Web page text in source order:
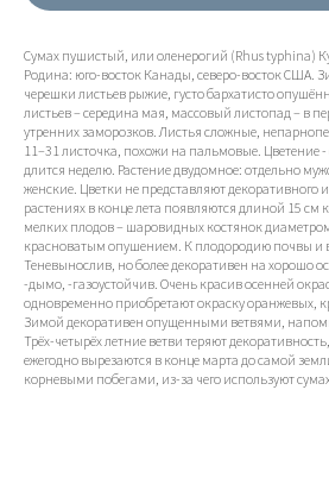
Сумах пушистый, или оленерогий (Rhus typhina)
Родина: юго-восток Канады, северо-восток США.
черешки листьев рыжие, густо бархатисто
листьев – середина мая, массовый листопад – в
утренних заморозков. Листья сложные,
11–31 листочка, похожи на пальмовые. Цветение
длится неделю. Растение двудомное: отдельно
женские. Цветки не представляют декоративного
растениях в конце лета появляются длиной 15 см
мелких плодов – шаровидных костянок
красноватым опушением. К плодородию почвы и
Теневынослив, но более декоративен на хорошо
-дымо, -газоустойчив. Очень красив осенней
одновременно приобретают окраску оранжевых,
Зимой декоративен опущенными ветвями,
Трёх-четырёх летние ветви теряют
ежегодно вырезаются в конце марта до самой
корневыми побегами, из-за чего используют